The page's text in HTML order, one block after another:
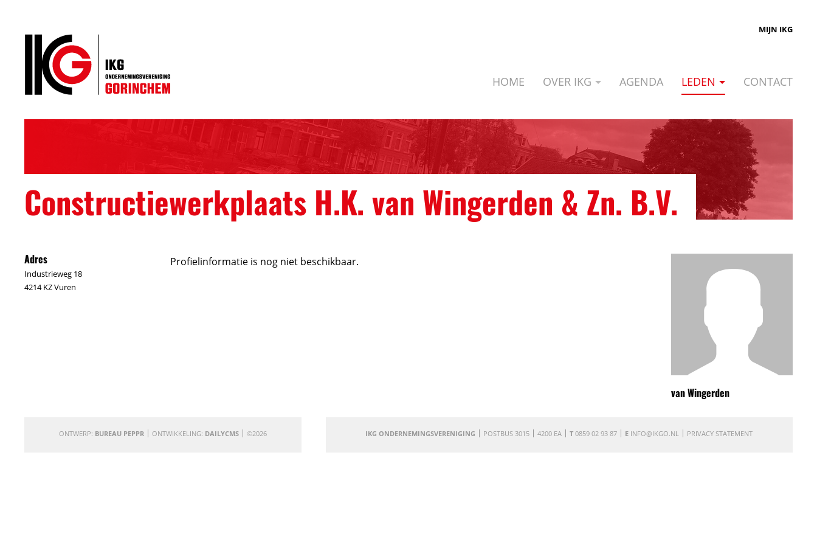
MIJN IKG
HOME OVER IKG AGENDA LEDEN CONTACT
Constructiewerkplaats H.K. van Wingerden & Zn. B.V.
Adres
Industrieweg 18
4214 KZ Vuren
Profielinformatie is nog niet beschikbaar.
van Wingerden
ONTWERP: BUREAU PEPPR ONTWIKKELING: DAILYCMS ©2026 IKG ONDERNEMINGSVERENIGING POSTBUS 3015 4200 EA T0859 02 93 87 E INFO@IKGO.NL PRIVACY STATEMENT